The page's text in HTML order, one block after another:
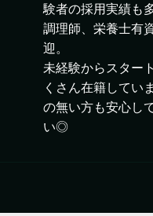
験者の採用実績も
調理師、栄養士有
迎。
未経験からスター
くさん在籍してい
の無い方も安心し
い◎